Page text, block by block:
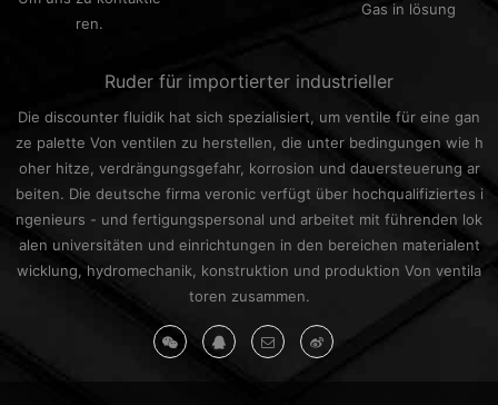
ren.
Gas in lösung
Ruder für importierter industrieller
Die discounter fluidik hat sich spezialisiert, um ventile für eine gan
ze palette Von ventilen zu herstellen, die unter bedingungen wie h
oher hitze, verdrängungsgefahr, korrosion und dauersteuerung ar
beiten. Die deutsche firma veronic verfügt über hochqualifiziertes i
ngenieurs - und fertigungspersonal und arbeitet mit führenden lok
alen universitäten und einrichtungen in den bereichen materialent
wicklung, hydromechanik, konstruktion und produktion Von ventila
toren zusammen.